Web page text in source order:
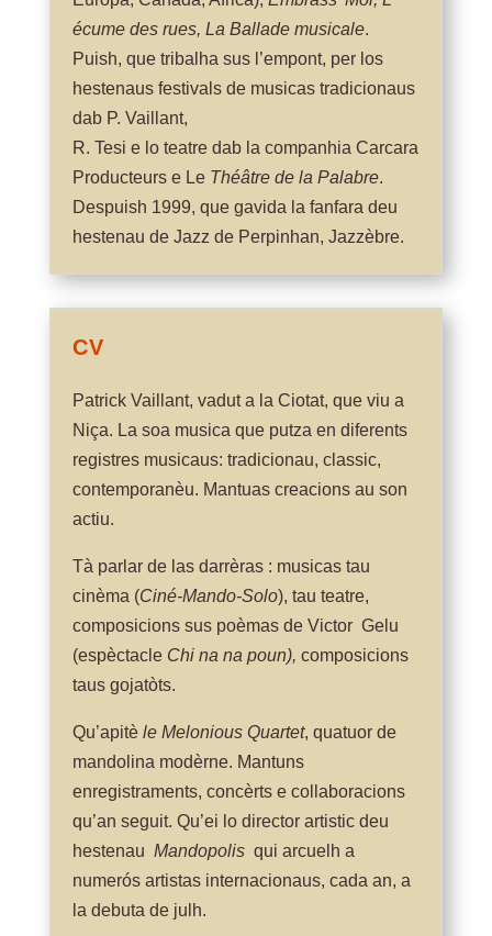
écume des rues, La Ballade musicale.
Puish, que tribalha sus l’empont, per los
hestenaus festivals de musicas tradicionaus
dab P. Vaillant,
R. Tesi e lo teatre dab la companhia Carcara
Producteurs e Le Théâtre de la Palabre.
Despuish 1999, que gavida la fanfara deu
hestenau de Jazz de Perpinhan, Jazzèbre.
CV
Patrick Vaillant, vadut a la Ciotat, que viu a
Niça. La soa musica que putza en diferents
registres musicaus: tradicionau, classic,
contemporanèu. Mantuas creacions au son
actiu.
Tà parlar de las darrèras : musicas tau
cinèma (Ciné-Mando-Solo), tau teatre,
composicions sus poèmas de Victor Gelu
(espèctacle Chi na na poun), composicions
taus gojatòts.
Qu’apitè le Melonious Quartet, quatuor de
mandolina modèrne. Mantuns
enregistraments, concèrts e collaboracions
qu’an seguit. Qu’ei lo director artistic deu
hestenau Mandopolis qui arcuelh a
numerós artistas internacionaus, cada an, a
la debuta de julh.